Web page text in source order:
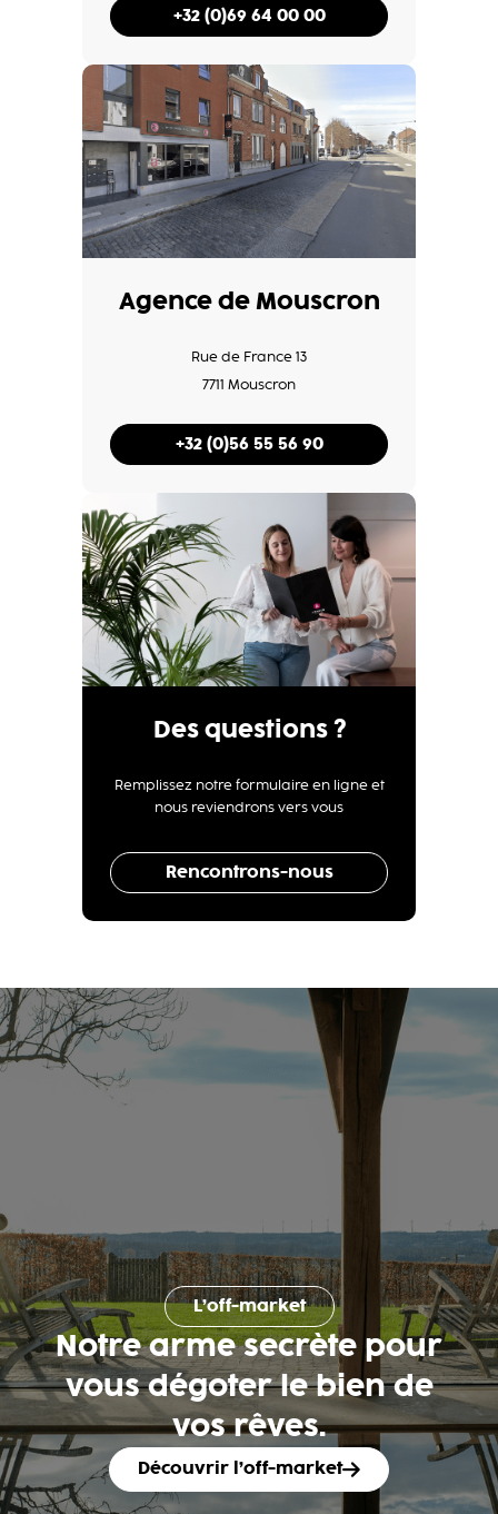
+32 (0)69 64 00 00
Agence de Mouscron
Rue de France 13
7711 Mouscron
+32 (0)56 55 56 90
Des questions ?
Remplissez notre formulaire en ligne et
nous reviendrons vers vous
Rencontrons-nous
L’off-market
Notre arme secrète pour
vous dégoter le bien de
vos rêves.
Découvrir l’off-market